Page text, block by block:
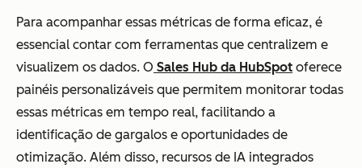
Para acompanhar essas métricas de forma eficaz, é
essencial contar com ferramentas que centralizem e
visualizem os dados. O Sales Hub da HubSpot oferece
painéis personalizáveis que permitem monitorar todas
essas métricas em tempo real, facilitando a
identificação de gargalos e oportunidades de
otimização. Além disso, recursos de IA integrados